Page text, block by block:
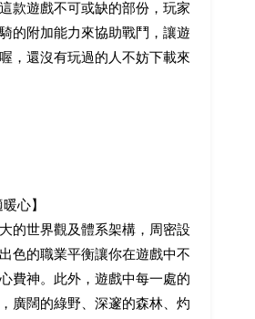
款遊戲不可或缺的部份，玩家
的附加能力來協助戰鬥，讓遊
，還沒有玩過的人不妨下載來
心】
的世界觀及體系架構，周密設
色的職業平衡讓你在遊戲中不
費神。此外，遊戲中每一處的
廣闊的綠野、深邃的森林、灼